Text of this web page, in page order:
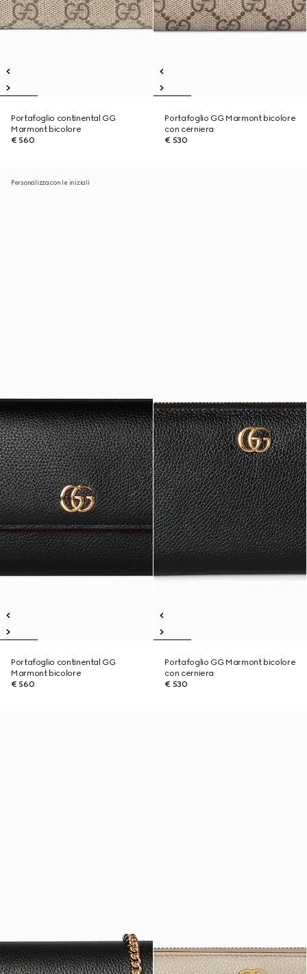
Portafoglio continental GG
Marmont bicolore
€ 560
Portafoglio GG Marmont bicolore
con cerniera
€ 530
Personalizza con le iniziali
Portafoglio continental GG
Marmont bicolore
€ 560
Portafoglio GG Marmont bicolore
con cerniera
€ 530